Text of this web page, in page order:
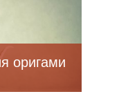
оригами